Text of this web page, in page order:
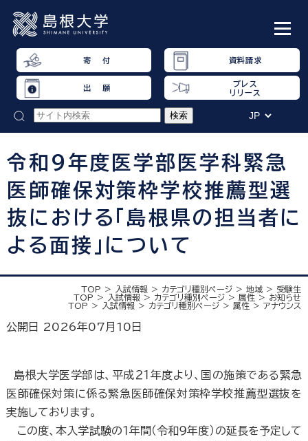
寄 付 資料請求
出 願
プレス
リリース
令和９年度医学部医学科緊急
医師確保対策枠学校推薦型選
抜における「島根県の担当者に
よる面接」について
TOP 入試情報 カテゴリ種別ページ 地域
受験生
TOP
入試情報 カテゴリ種別ページ 属性
お知らせ
TOP
入試情報 カテゴリ種別ページ 属性 アナウンス
公開日 2026年07月10日
島根大学医学部は、平成２１年度より、国の施策である緊急
医師確保対策に係る緊急医師確保対策枠学校推薦型選抜を
実施しております。
この度、本入学試験の１年間（令和９年度）の延長を予定して